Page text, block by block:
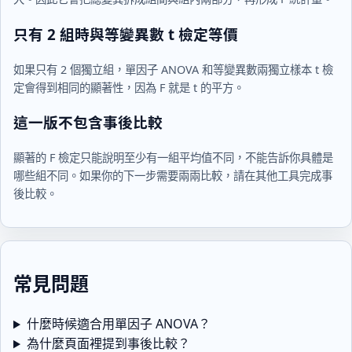
只有 2 組時與等變異數 t 檢定等價
如果只有 2 個獨立組，單因子 ANOVA 和等變異數兩獨立樣本 t 檢
定會得到相同的顯著性，因為 F 就是 t 的平方。
這一版不包含事後比較
顯著的 F 檢定只能說明至少有一組平均值不同，不能告訴你具體是
哪些組不同。如果你的下一步需要兩兩比較，請在其他工具完成事
後比較。
常見問題
什麼時候適合用單因子 ANOVA？
為什麼頁面裡提到事後比較？